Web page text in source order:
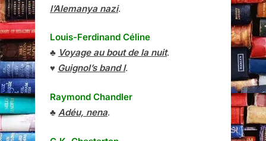
l’Alemanya nazi.
Louis-Ferdinand Céline
♣ Voyage au bout de la nuit.
♥ Guignol’s band I.
Raymond Chandler
♣ Adéu, nena.